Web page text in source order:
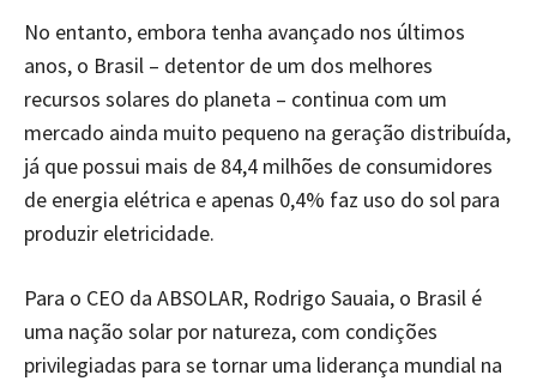
No entanto, embora tenha avançado nos últimos
anos, o Brasil – detentor de um dos melhores
recursos solares do planeta – continua com um
mercado ainda muito pequeno na geração distribuída,
já que possui mais de 84,4 milhões de consumidores
de energia elétrica e apenas 0,4% faz uso do sol para
produzir eletricidade.
Para o CEO da ABSOLAR, Rodrigo Sauaia, o Brasil é
uma nação solar por natureza, com condições
privilegiadas para se tornar uma liderança mundial na